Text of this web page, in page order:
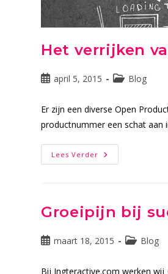
Het verrijken
Bericht
op:
april 5, 2015 Blog
Er zijn een diverse Open
productnummer een schat
Lees Verder Het
Verrijken
Open
Product
Data
Groeipijn bij
Bericht
op:
maart 18, 2015 Blog
Bij Ingteractive.com werken